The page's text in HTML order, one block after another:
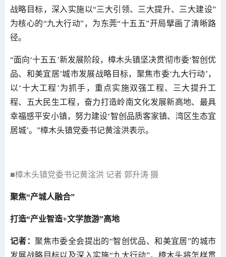
战略目标，深入实施以“三大引领、三大提升、三大建设”
为核心的“九大行动”，为东莞“十五五”开局擘画了清晰路
径。
“面向‘十五五’新发展阶段，樟木头镇坚决贯彻市委‘智创优
品、和美宜居’城市发展战略目标，聚焦市委‘九大行动’，
以‘十大工程’为抓手，重点实施双强工程、三大提升工
程、五大民生工程，奋力打造岭南文化发展新高地、最具
幸福感平安小镇，努力建设‘智创品质客家镇、湾区生态宜
居城’。”樟木头镇党委书记黄淦洪表示。
■樟木头镇党委书记黄淦洪 记者 郭升涛 摄
聚焦“产城人融合”
打造“产业智造+文学旅游”高地
记者：聚焦市委全会提出的“智创优品、和美宜居”的城市
发展战略目标以及深入实施“九大行动”，樟木头将怎样贯